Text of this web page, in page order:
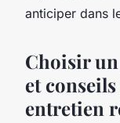
anticiper dans
Choisir
et
entretien